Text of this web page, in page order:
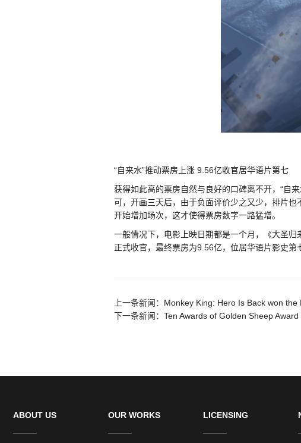
“自来水”推动票房上涨 9.56亿收官居华语片第七
获得如此高的票房自然与良好的口碑离不开，“自
可，开画三天后，由于负面评价少之又少，排片
开始增加场次，这才使得票房数字一路猛增。
一般情况下，电影上映日期都是一个月，《大圣
正式收官，最终票房为9.56亿，位居华语片影史第
上一条新闻： Monkey King: Hero Is Back won
下一条新闻： Ten Awards of Golden Sheep
ABOUT US OUR WORKS LICENSING